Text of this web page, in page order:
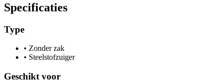
Specificaties
Type
• Zonder zak
• Steelstofzuiger
Geschikt voor